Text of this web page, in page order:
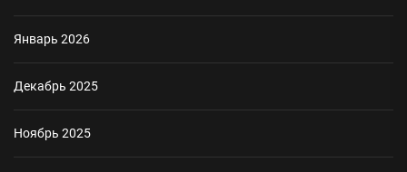
Январь 2026
Декабрь 2025
Ноябрь 2025